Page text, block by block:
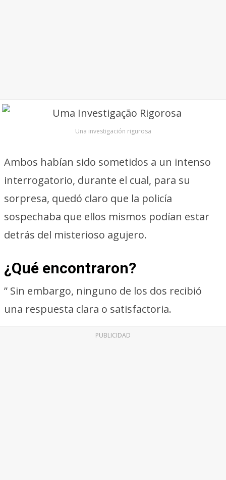
Una investigación rigurosa
Ambos habían sido sometidos a un intenso
interrogatorio, durante el cual, para su
sorpresa, quedó claro que la policía
sospechaba que ellos mismos podían estar
detrás del misterioso agujero.
¿Qué encontraron?
” Sin embargo, ninguno de los dos recibió
una respuesta clara o satisfactoria.
PUBLICIDAD